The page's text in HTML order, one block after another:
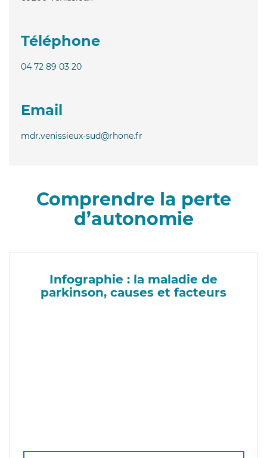
Téléphone
04 72 89 03 20
Email
mdr.venissieux-sud@rhone.fr
Comprendre la perte
d’autonomie
Infographie : la maladie de
parkinson, causes et facteurs